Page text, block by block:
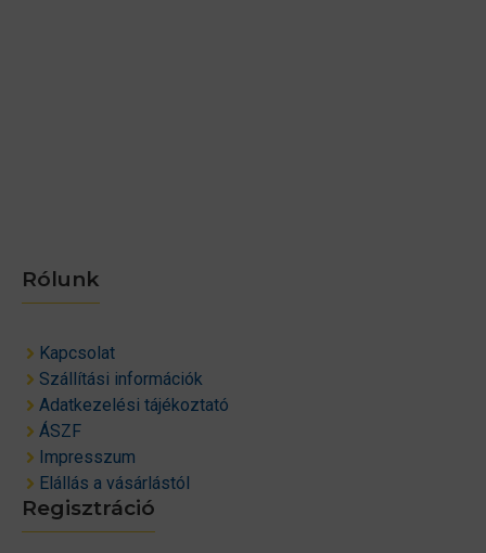
Rólunk
Kapcsolat
Szállítási információk
Adatkezelési tájékoztató
ÁSZF
Impresszum
Elállás a vásárlástól
Regisztráció